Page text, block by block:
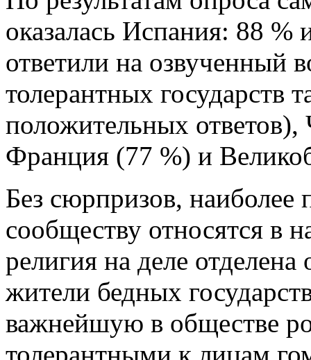
оказалась Испания: 88 %
ответили на озвученный
толерантных государств
положительных ответов),
Франция (77 %) и
Без сюрпризов,
сообществу относятся в
религия на деле отделена
жители бедных
важнейшую в обществе